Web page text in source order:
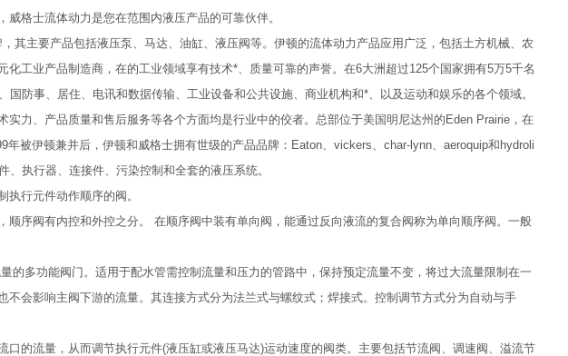
格士流体动力是您在范围内液压产品的可靠伙伴。
其主要产品包括液压泵、马达、油缸、液压阀等。伊顿的流体动力产品应用广泛，包括土方机械、农
工业产品制造商，在的工业领域享有技术*、质量可靠的声誉。在6大洲超过125个国家拥有5万5千名
防事、居住、电讯和数据传输、工业设备和公共设施、商业机构和*、以及运动和娱乐的各个领域。
力、产品质量和售后服务等各个方面均是行业中的佼者。总部位于美国明尼达州的Eden Prairie，在
被伊顿兼并后，伊顿和威格士拥有世级的产品品牌：Eaton、vickers、char-lynn、aeroquip和hydroli
执行器、连接件、污染控制和全套的液压系统。
行元件动作顺序的阀。
序阀有内控和外控之分。 在顺序阀中装有单向阀，能通过反向液流的复合阀称为单向顺序阀。一般
的多功能阀门。适用于配水管需控制流量和压力的管路中，保持预定流量不变，将过大流量限制在一
会影响主阀下游的流量。其连接方式分为法兰式与螺纹式；焊接式。控制调节方式分为自动与手
的流量，从而调节执行元件(液压缸或液压马达)运动速度的阀类。主要包括节流阀、调速阀、溢流节